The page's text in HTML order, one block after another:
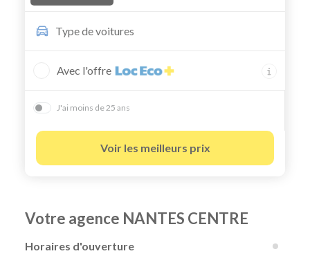
Type devoitures
Avec l'offre
J'ai moins de 25 ans
Voir les meilleurs prix
Votre agence NANTES CENTRE
Horaires d'ouverture